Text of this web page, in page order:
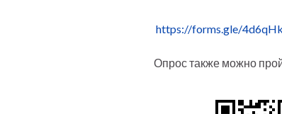
https://forms.gle/
Опрос также можно